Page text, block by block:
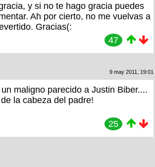
y si no te hago gracia puedes
Ah por cierto, no me vuelvas a
Gracias(:
47
9 may 2011, 19:01
maligno parecido a Justin Biber....
la cabeza del padre!
25